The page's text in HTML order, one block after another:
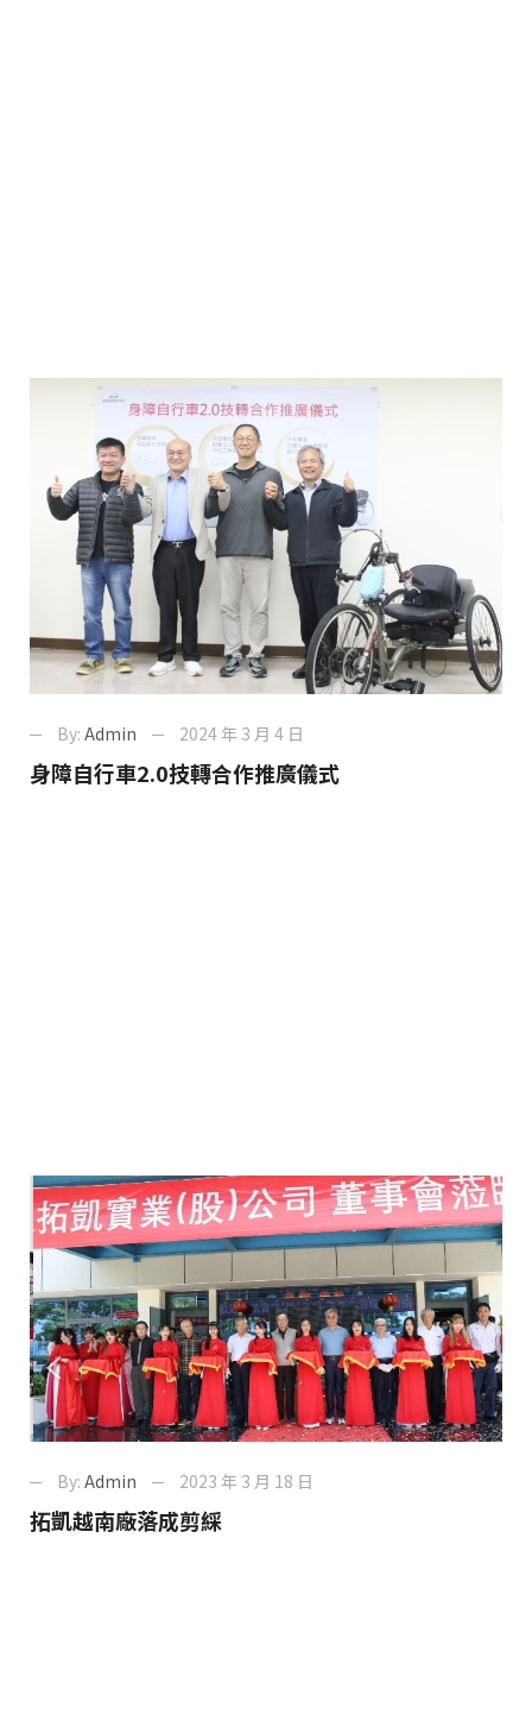
By: Admin 2024 年 3 月 4 日
身障自行車2.0技轉合作推廣儀式
By: Admin 2023 年 3 月 18 日
拓凱越南廠落成剪綵